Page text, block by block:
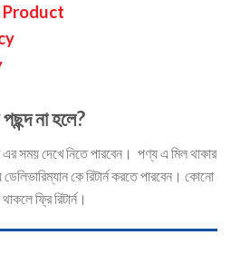
না হলে?
সময় দেখে নিতে পারবেন। পণ্য এ মিল থাকার
কে রিটার্ন করতে পারবেন। কোনো
ফ্রি রিটার্ন।